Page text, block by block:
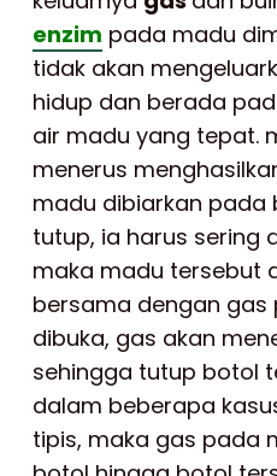
enzim pada madu
tidak akan
hidup dan berada
air madu yang tepat.
menerus
madu dibiarkan pada
tutup, ia harus sering
maka madu tersebut
bersama dengan gas
dibuka, gas akan
sehingga tutup botol
dalam beberapa
tipis, maka gas pada